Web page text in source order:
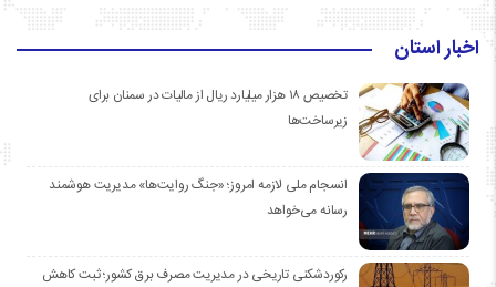
اخبار استان
تخصیص ۱۸ هزار میلیارد ریال از مالیات در سمنان برای
زیرساخت‌ها
انسجام ملی لازمه امروز؛ «جنگ روایت‌ها» مدیریت هوشمند
رسانه می‌خواهد
رکوردشکنی تاریخی در مدیریت مصرف برق کشور؛ ثبت کاهش